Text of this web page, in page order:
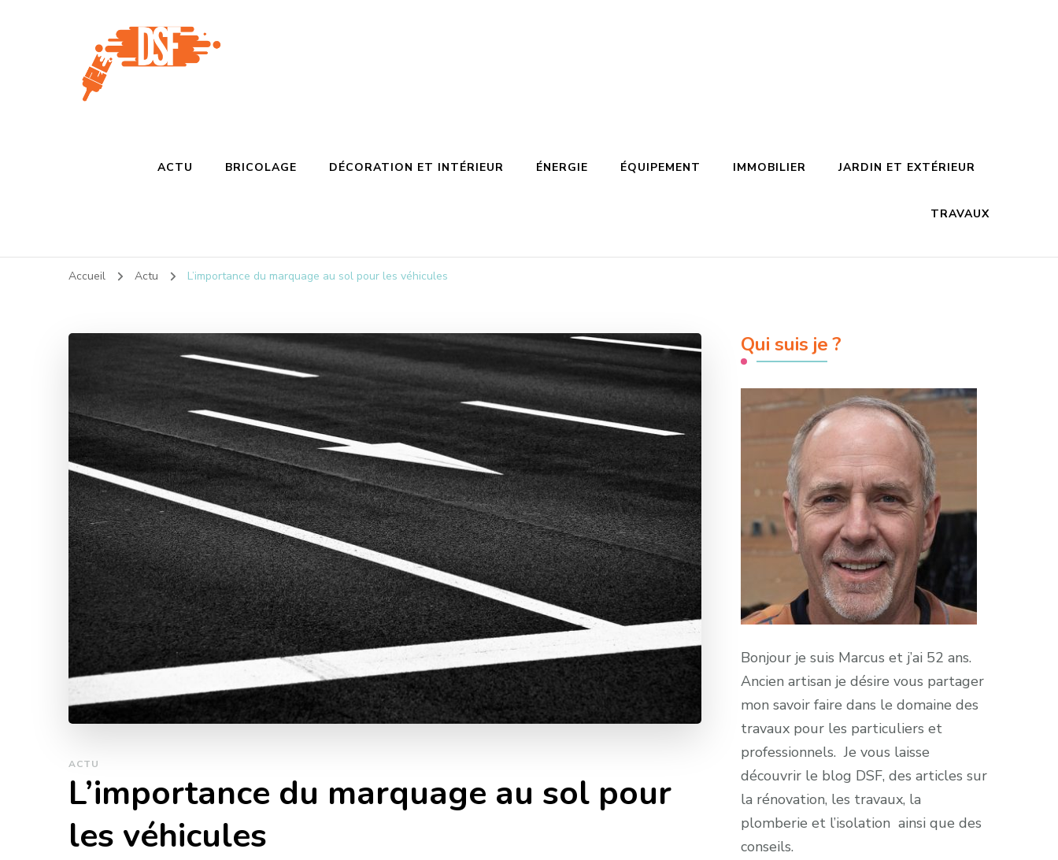
ACTU BRICOLAGE DÉCORATION ET INTÉRIEUR ÉNERGIE ÉQUIPEMENT IMMOBILIER JARDIN ET EXTÉRIEUR
TRAVAUX
Accueil Actu L’importance du marquage au sol pour les véhicules
ACTU
L’importance du marquage au sol pour
les véhicules
Qui suis je ?
Bonjour je suis Marcus et j’ai 52 ans.
Ancien artisan je désire vous partager
mon savoir faire dans le domaine des
travaux pour les particuliers et
professionnels. Je vous laisse
découvrir le blog DSF, des articles sur
la rénovation, les travaux, la
plomberie et l’isolation ainsi que des
conseils.